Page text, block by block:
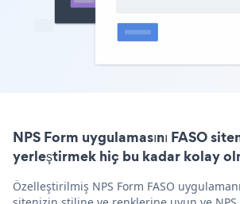
NPS Form uygulamasını FASO
yerleştirmek hiç bu kadar kolay
Özelleştirilmiş NPS Form FASO